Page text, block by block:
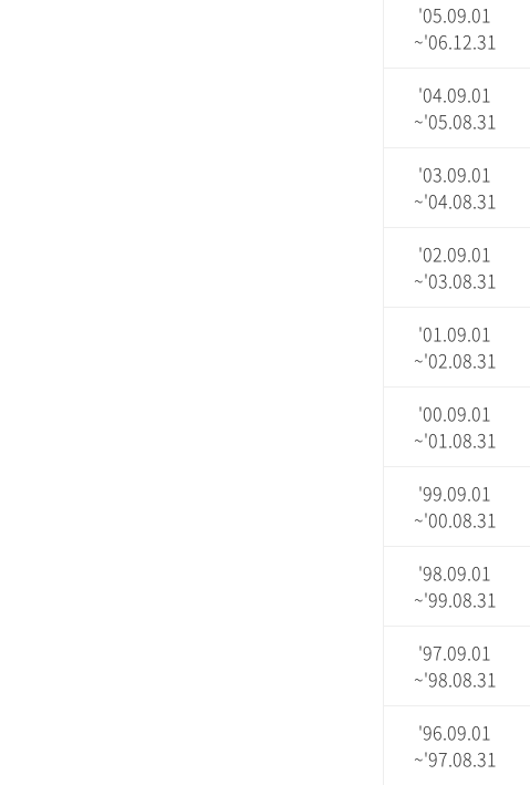
'05.09.01
~'06.12.31
'04.09.01
~'05.08.31
'03.09.01
~'04.08.31
'02.09.01
~'03.08.31
'01.09.01
~'02.08.31
'00.09.01
~'01.08.31
'99.09.01
~'00.08.31
'98.09.01
~'99.08.31
'97.09.01
~'98.08.31
'96.09.01
~'97.08.31